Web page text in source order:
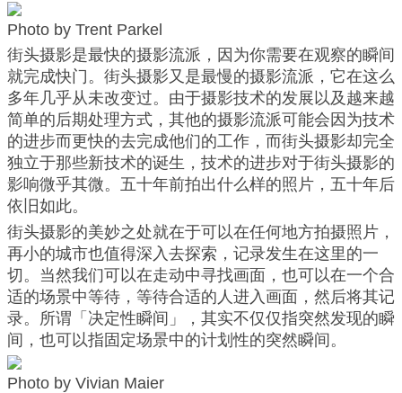
Photo by Trent Parkel
街头摄影是最快的摄影流派，因为你需要在观察的瞬间
就完成快门。街头摄影又是最慢的摄影流派，它在这么
多年几乎从未改变过。由于摄影技术的发展以及越来越
简单的后期处理方式，其他的摄影流派可能会因为技术
的进步而更快的去完成他们的工作，而街头摄影却完全
独立于那些新技术的诞生，技术的进步对于街头摄影的
影响微乎其微。五十年前拍出什么样的照片，五十年后
依旧如此。
街头摄影的美妙之处就在于可以在任何地方拍摄照片，
再小的城市也值得深入去探索，记录发生在这里的一
切。当然我们可以在走动中寻找画面，也可以在一个合
适的场景中等待，等待合适的人进入画面，然后将其记
录。所谓「决定性瞬间」，其实不仅仅指突然发现的瞬
间，也可以指固定场景中的计划性的突然瞬间。
Photo by Vivian Maier